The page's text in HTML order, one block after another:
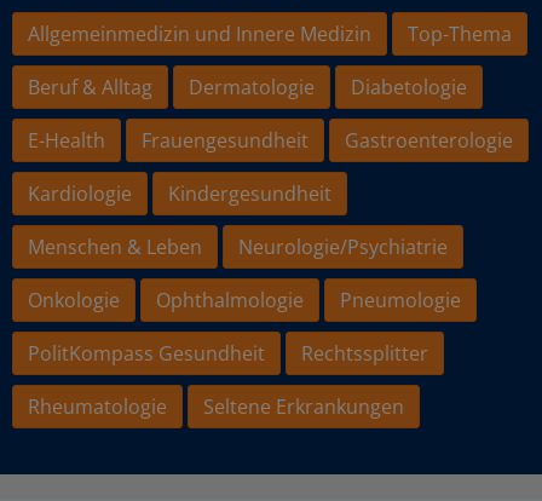
Allgemeinmedizin und Innere Medizin
Top-Thema
Beruf & Alltag
Dermatologie
Diabetologie
E-Health
Frauengesundheit
Gastroenterologie
Kardiologie
Kindergesundheit
Menschen & Leben
Neurologie/Psychiatrie
Onkologie
Ophthalmologie
Pneumologie
PolitKompass Gesundheit
Rechtssplitter
Rheumatologie
Seltene Erkrankungen